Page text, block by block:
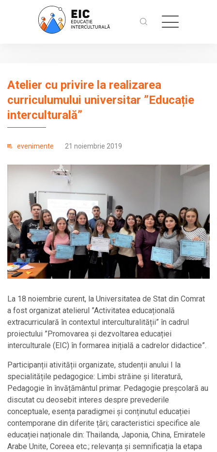
Atelier cu privire la realizarea
curriculumului universitar ”Educație
interculturală”
evenimente 21 noiembrie 2019
La 18 noiembrie curent, la Universitatea de Stat din Comrat
a fost organizat atelierul ”Activitatea educațională
extracurriculară în contextul interculturalității” în cadrul
proiectului ”Promovarea și dezvoltarea educației
interculturale (EIC) în formarea inițială a cadrelor didactice”.
Participanții ativității organizate, studenții anului I la
specialitățile pedagogice: Limbi străine și literatură,
Pedagogie în învățământul primar. Pedagogie preșcolară au
discutat cu deosebit interes despre prevederile
conceptuale, esența paradigmei și conținutul educației
contemporane din diferite țări; caracteristici specifice ale
educației naționale din: Thailanda, Japonia, China, Emiratele
Arabe Unite, Coreea etc.; relevanța și semnificația la etapa